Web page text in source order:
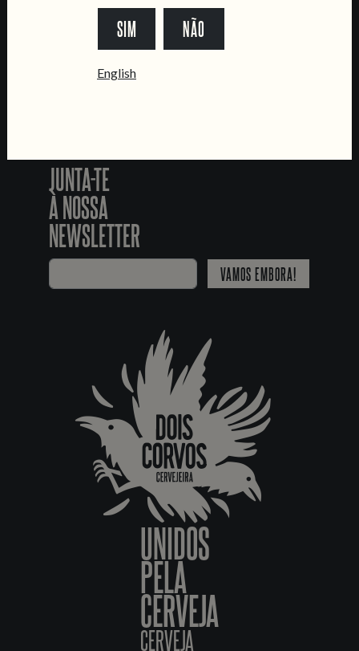
*Chamada para a rede fixa nacional
JUNTA-TE
À NOSSA
NEWSLETTER
VAMOS EMBORA!
UNIDOS
PELA
CERVEJA
CERVEJA
SIM NÃO
English